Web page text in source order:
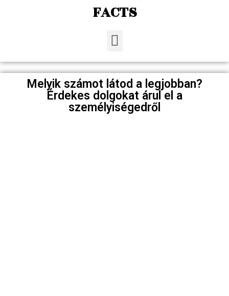
FACTS
Melyik számot látod a legjobban?
Érdekes dolgokat árul el a
személyiségedről